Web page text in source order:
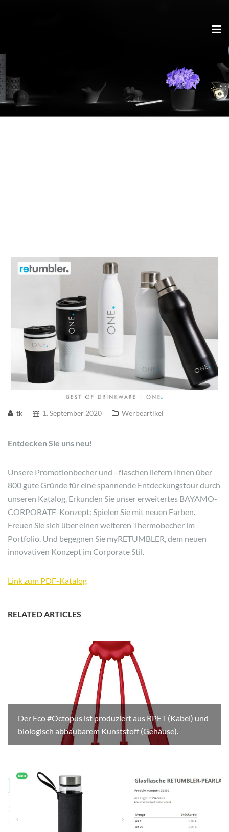
tk 1. September 2020 Werbeartikel
Entdecken Sie uns neu!
Unsere Promotionbecher und –flaschen liefern Ihnen über
800 gute Gründe für eine spannende Entdeckungstour durch
unseren Katalog. Erkunden Sie unser erweitertes BAYAMO-
CORPORATE-Konzept: Spielen Sie mit neuen Farben.
Freuen Sie sich über einen weiteren Thermobecher im
Portfolio. Und begegnen Sie myRETUMBLER, dem neuen
innovativen Konzept im Corporate Stil.
Link zum PDF-Katalog
RELATED ARTICLES
Der Eco #Octopus ist produziert aus RPET (Kabel) und
biologisch abbaubarem Kunststoff (Gehäuse).